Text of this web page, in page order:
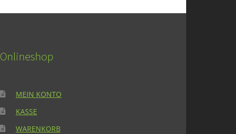
Onlineshop
MEIN KONTO
KASSE
WARENKORB